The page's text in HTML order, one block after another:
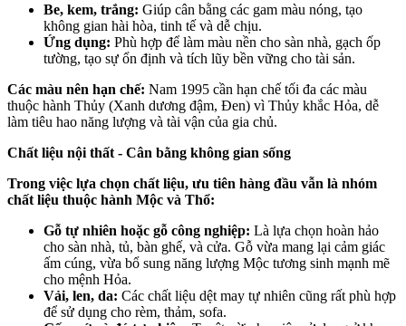
Be, kem, trắng: Giúp cân bằng các gam màu nóng, tạo
không gian hài hòa, tinh tế và dễ chịu.
Ứng dụng: Phù hợp để làm màu nền cho sàn nhà, gạch ốp
tường, tạo sự ổn định và tích lũy bền vững cho tài sản.
Các màu nên hạn chế: Nam 1995 cần hạn chế tối đa các màu
thuộc hành Thủy (Xanh dương đậm, Đen) vì Thủy khắc Hỏa, dễ
làm tiêu hao năng lượng và tài vận của gia chủ.
Chất liệu nội thất - Cân bằng không gian sống
Trong việc lựa chọn chất liệu, ưu tiên hàng đầu vẫn là nhóm
chất liệu thuộc hành Mộc và Thổ:
Gỗ tự nhiên hoặc gỗ công nghiệp: Là lựa chọn hoàn hảo
cho sàn nhà, tủ, bàn ghế, và cửa. Gỗ vừa mang lại cảm giác
ấm cúng, vừa bổ sung năng lượng Mộc tương sinh mạnh mẽ
cho mệnh Hỏa.
Vải, len, da: Các chất liệu dệt may tự nhiên cũng rất phù hợp
để sử dụng cho rèm, thảm, sofa.